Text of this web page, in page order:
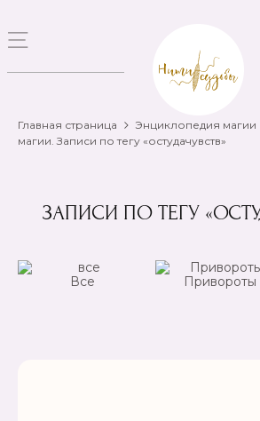
Главная страница Энциклопедия магии
магии. Записи по тегу «остудачувств»
ЗАПИСИ ПО ТЕГУ
Все
Привороты